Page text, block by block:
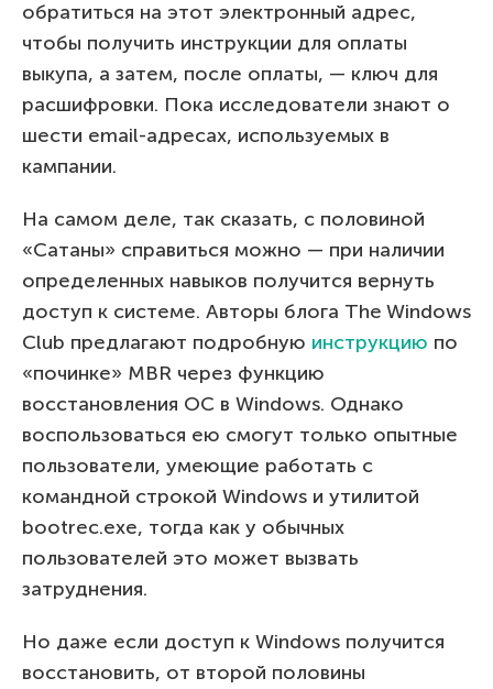
обратиться на этот электронный адрес,
чтобы получить инструкции для оплаты
выкупа, а затем, после оплаты, — ключ для
расшифровки. Пока исследователи знают о
шести email-адресах, используемых в
кампании.
На самом деле, так сказать, с половиной
«Сатаны» справиться можно — при наличии
определенных навыков получится вернуть
доступ к системе. Авторы блога The Windows
Club предлагают подробную инструкцию по
«починке» MBR через функцию
восстановления ОС в Windows. Однако
воспользоваться ею смогут только опытные
пользователи, умеющие работать с
командной строкой Windows и утилитой
bootrec.exe, тогда как у обычных
пользователей это может вызвать
затруднения.
Но даже если доступ к Windows получится
восстановить, от второй половины